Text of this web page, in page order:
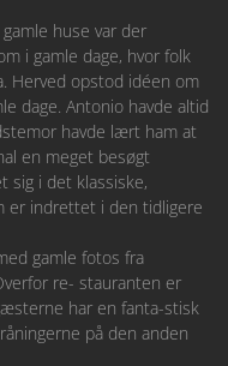
huse var der
i gamle dage, hvor folk
Herved opstod idéen om
dage. Antonio havde altid
havde lært ham at
en meget besøgt
sig i det klassiske,
er indrettet i den tidligere
gamle fotos fra
re- stauranten er
har en fanta-stisk
på den anden